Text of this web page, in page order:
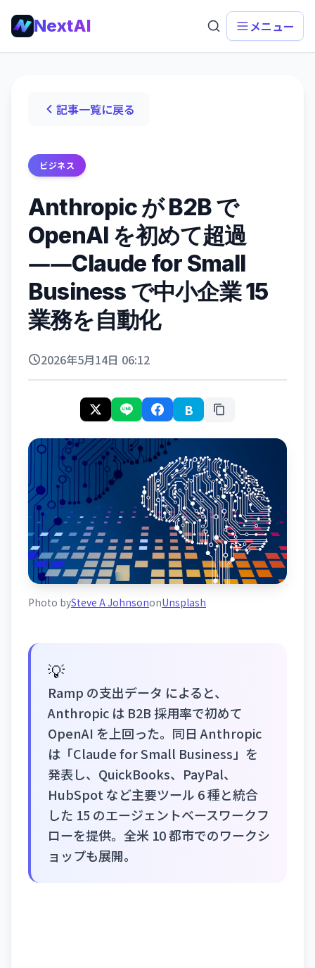
NextAI メニュー
記事一覧に戻る
ビジネス
Anthropic が B2B で
OpenAI を初めて超過
――Claude for Small
Business で中小企業 15
業務を自動化
2026年5月14日 06:12
B
Photo bySteve A JohnsononUnsplash
💡
Ramp の支出データ によると、
Anthropic は B2B 採用率で初めて
OpenAI を上回った。同日 Anthropic
は「Claude for Small Business」を
発表し、QuickBooks、PayPal、
HubSpot など主要ツール 6 種と統合
した 15 のエージェントベースワークフ
ローを提供。全米 10 都市でのワークシ
ョップも展開。